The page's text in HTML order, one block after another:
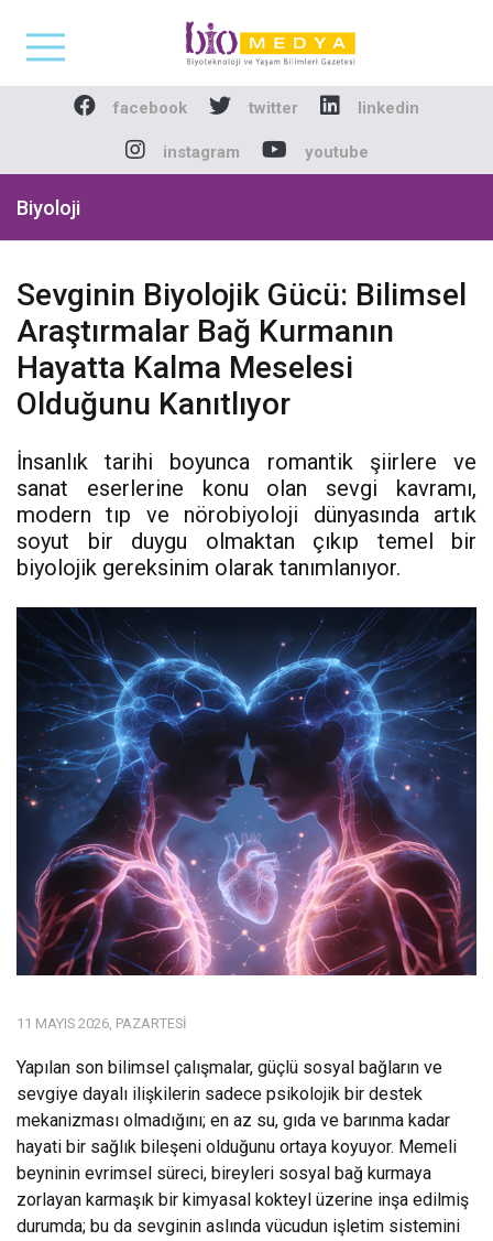
Biomedya -
facebook twitter linkedin
instagram youtube
Biyoloji
Sevginin Biyolojik Gücü: Bilimsel
Araştırmalar Bağ Kurmanın
Hayatta Kalma Meselesi
Olduğunu Kanıtlıyor
İnsanlık tarihi boyunca romantik şiirlere ve
sanat eserlerine konu olan sevgi kavramı,
modern tıp ve nörobiyoloji dünyasında artık
soyut bir duygu olmaktan çıkıp temel bir
biyolojik gereksinim olarak tanımlanıyor.
11 MAYIS 2026, PAZARTESI
Yapılan son bilimsel çalışmalar, güçlü sosyal bağların ve
sevgiye dayalı ilişkilerin sadece psikolojik bir destek
mekanizması olmadığını; en az su, gıda ve barınma kadar
hayati bir sağlık bileşeni olduğunu ortaya koyuyor. Memeli
beyninin evrimsel süreci, bireyleri sosyal bağ kurmaya
zorlayan karmaşık bir kimyasal kokteyl üzerine inşa edilmiş
durumda; bu da sevginin aslında vücudun işletim sistemini